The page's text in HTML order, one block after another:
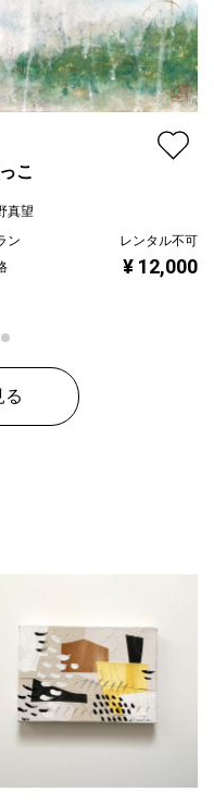
実物では色味が異なる場
こ
真望
ン
レンタル不可
¥ 12,000
る